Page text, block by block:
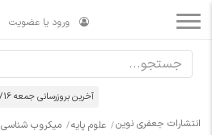
ورود یا عضویت
آخرین بروزرسانی جمعه 1405/05/16
انتشارات جعفری نوین علوم پایه میکروب شناسی